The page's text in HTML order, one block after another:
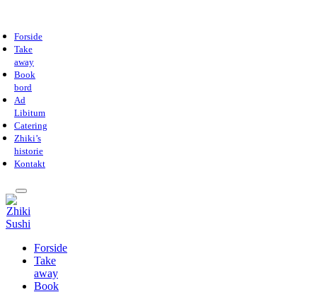
Forside
Take
away
Book
bord
Ad
Libitum
Catering
Zhiki’s
historie
Kontakt
Forside
Take
away
Book